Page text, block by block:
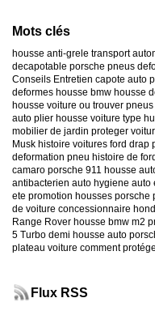
Mots clés
housse anti-grele transport
decapotable porsche pneus
Conseils Entretien capote auto
deformes housse bmw housse
housse voiture ou trouver
auto plier housse voiture type
mobilier de jardin proteger
Musk histoire voitures ford drap
deformation pneu histoire de
camaro porsche 911 housse
antibacterien auto hygiene auto
ete promotion housses porsche
de voiture concessionnaire
Range Rover housse bmw m2
5 Turbo demi housse auto
plateau voiture comment
Flux RSS